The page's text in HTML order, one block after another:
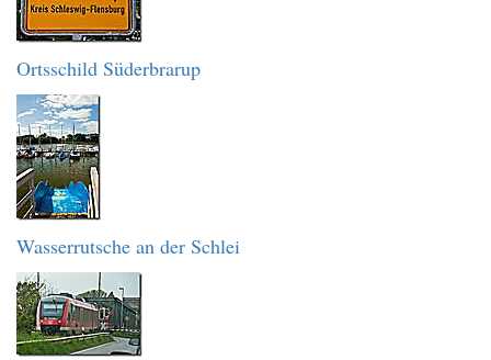
Ortsschild Süderbrarup
Wasserrutsche an der Schlei